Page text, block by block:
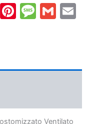
LinkedIn
Pinterest
Ventilato